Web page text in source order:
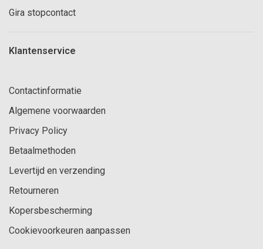
Gira stopcontact
Klantenservice
Contactinformatie
Algemene voorwaarden
Privacy Policy
Betaalmethoden
Levertijd en verzending
Retourneren
Kopersbescherming
Cookievoorkeuren aanpassen